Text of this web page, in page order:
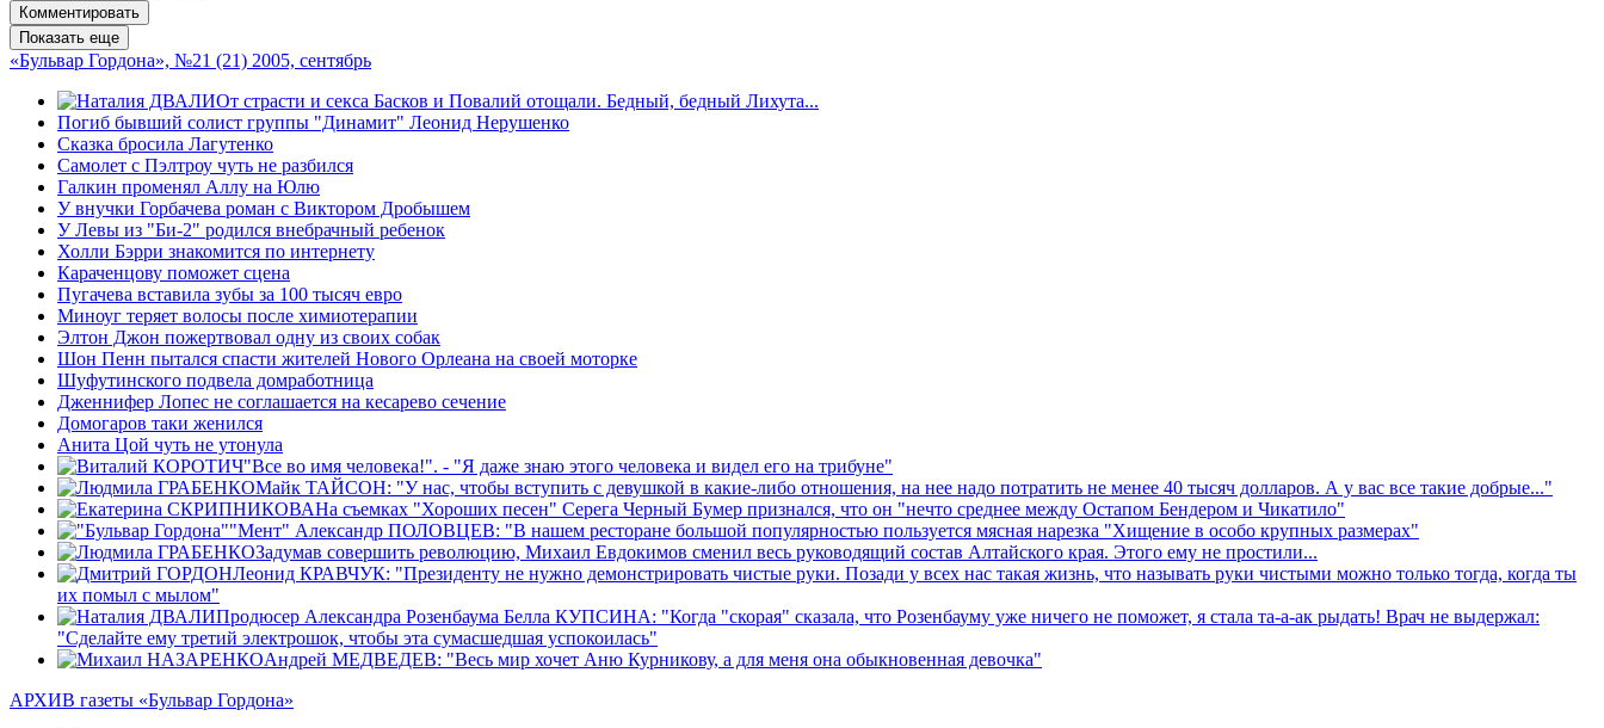
Комментировать
Показать еще
«Бульвар Гордона», №21 (21) 2005, сентябрь
От страсти и секса Басков и Повалий отощали. Бедный, бедный Лихута...
Погиб бывший солист группы "Динамит" Леонид Нерушенко
Сказка бросила Лагутенко
Самолет с Пэлтроу чуть не разбился
Галкин променял Аллу на Юлю
У внучки Горбачева роман с Виктором Дробышем
У Левы из "Би-2" родился внебрачный ребенок
Холли Бэрри знакомится по интернету
Караченцову поможет cцена
Пугачева вставила зубы за 100 тысяч евро
Миноуг теряет волосы после химиотерапии
Элтон Джон пожертвовал одну из своих собак
Шон Пенн пытался спасти жителей Нового Орлеана на своей моторке
Шуфутинского подвела домработница
Дженнифер Лопес не соглашается на кесарево сечение
Домогаров таки женился
Анита Цой чуть не утонула
"Все во имя человека!". - "Я даже знаю этого человека и видел его на трибуне"
Майк ТАЙСОН: "У нас, чтобы вступить с девушкой в какие-либо отношения, на нее надо потратить не менее 40 тысяч долларов. А у вас все такие добрые..."
На съемках "Хороших песен" Серега Черный Бумер признался, что он "нечто среднее между Остапом Бендером и Чикатило"
"Мент" Александр ПОЛОВЦЕВ: "В нашем ресторане большой популярностью пользуется мясная нарезка "Хищение в особо крупных размерах"
Задумав совершить революцию, Михаил Евдокимов сменил весь руководящий состав Алтайского края. Этого ему не простили...
Леонид КРАВЧУК: "Президенту не нужно демонстрировать чистые руки. Позади у всех нас такая жизнь, что называть руки чистыми можно только тогда, когда ты
их помыл с мылом"
Продюсер Александра Розенбаума Белла КУПСИНА: "Когда "скорая" сказала, что Розенбауму уже ничего не поможет, я стала та-а-ак рыдать! Врач не выдержал:
"Сделайте ему третий электрошок, чтобы эта сумасшедшая успокоилась"
Андрей МЕДВЕДЕВ: "Весь мир хочет Аню Курникову, а для меня она обыкновенная девочка"
АРХИВ газеты «Бульвар Гордона»